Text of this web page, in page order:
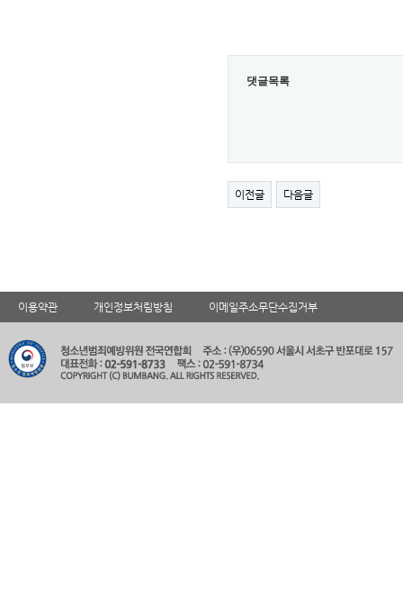
댓글목록
이전글 다음글
이용약관 개인정보처림방침 이메일주소무단수집거부